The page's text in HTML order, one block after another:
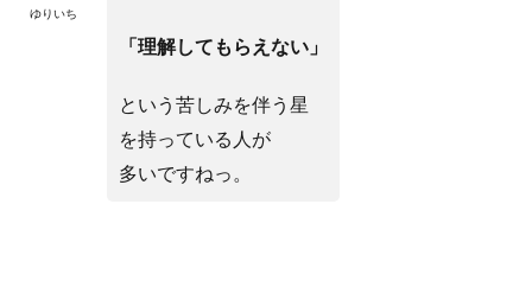
ゆりいち
「理解してもらえない」
という苦しみを伴う星
を持っている人が
多いですねっ。